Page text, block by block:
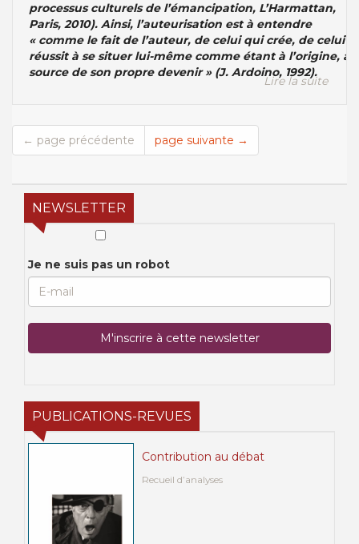
processus culturels de l’émancipation, L’Harmattan,
Paris, 2010). Ainsi, l’auteurisation est à entendre
« comme le fait de l’auteur, de celui qui crée, de celui
réussit à se situer lui-même comme étant à l’origine, à
source de son propre devenir » (J. Ardoino, 1992).
Lire la suite
← page précédente page suivante →
NEWSLETTER
Je ne suis pas un robot
PUBLICATIONS-REVUES
Contribution au débat
Recueil d’analyses